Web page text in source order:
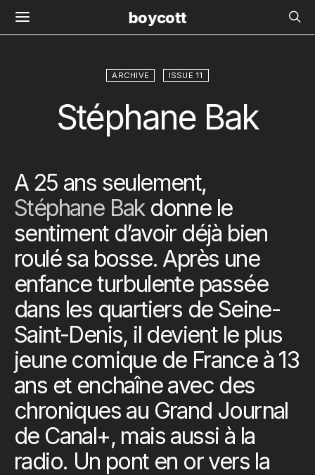
boycott
ARCHIVE ISSUE 11
Stéphane Bak
A 25 ans seulement,
Stéphane Bakdonne le
sentiment d’avoir déjà bien
roulé sa bosse. Après une
enfance turbulente passée
dans les quartiers de Seine-
Saint-Denis, il devient le plus
jeune comique de France à 13
ans et enchaîne avec des
chroniques au Grand Journal
de Canal+, mais aussi à la
radio. Un pont en or vers la